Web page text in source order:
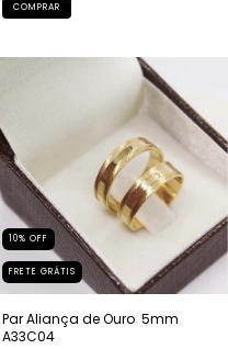
COMPRAR
10% OFF
FRETE GRÁTIS
Par Aliança de Ouro  5mm 
A33C04